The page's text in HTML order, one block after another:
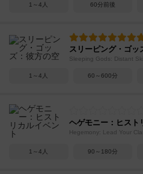
1～4人 60分前後
スリーピング・ゴッ
Sleeping Gods: Distant
1～4人 60～600分
ヘゲモニー：ヒスト
Hegemony: Lead Your
1～4人 90～180分